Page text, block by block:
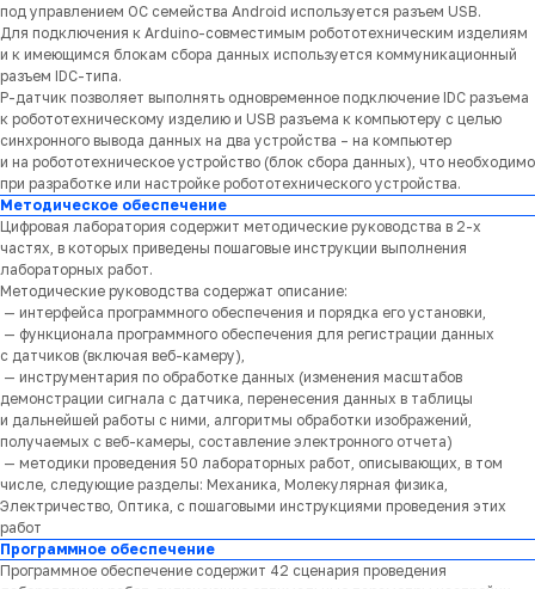
под управлением ОС семейства Android используется разъем USB.
Для подключения к Arduino-совместимым робототехническим изделиям
и к имеющимся блокам сбора данных используется коммуникационный
разъем IDC-типа.
Р-датчик позволяет выполнять одновременное подключение IDC разъема
к робототехническому изделию и USB разъема к компьютеру с целью
синхронного вывода данных на два устройства – на компьютер
и на робототехническое устройство (блок сбора данных), что необходимо
при разработке или настройке робототехнического устройства.
Методическое обеспечение
Цифровая лаборатория содержит методические руководства в 2-х
частях, в которых приведены пошаговые инструкции выполнения
лабораторных работ.
Методические руководства содержат описание:
— интерфейса программного обеспечения и порядка его установки,
— функционала программного обеспечения для регистрации данных
с датчиков (включая веб-камеру),
— инструментария по обработке данных (изменения масштабов
демонстрации сигнала с датчика, перенесения данных в таблицы
и дальнейшей работы с ними, алгоритмы обработки изображений,
получаемых с веб-камеры, составление электронного отчета)
— методики проведения 50 лабораторных работ, описывающих, в том
числе, следующие разделы: Механика, Молекулярная физика,
Электричество, Оптика, с пошаговыми инструкциями проведения этих
работ
Программное обеспечение
Программное обеспечение содержит 42 сценария проведения